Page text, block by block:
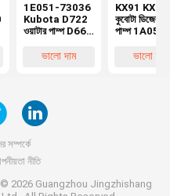
1E051-73036
Kubota D722
ওয়াটার পাম্প D662
ইঞ্জিনের জন্য
ভালো দাম
KX91
কুবোটা ডিজেল
পাম্প 1A051-
73035
ভালো দাম
সম্পর্কে
নীতি
© 2026 Guangzhou Jingzhishang